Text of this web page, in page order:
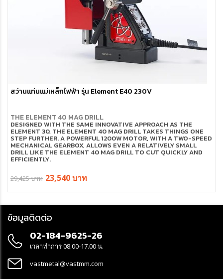
สว่านแท่นแม่เหล็กไฟฟ้า รุ่น Element E40 230V
THE ELEMENT 40 MAG DRILL
DESIGNED WITH THE SAME INNOVATIVE APPROACH AS THE
ELEMENT 30, THE ELEMENT 40 MAG DRILL TAKES THINGS ONE
STEP FURTHER. A POWERFUL 1200W MOTOR, WITH A TWO-SPEED
MECHANICAL GEARBOX, ALLOWS EVEN A RELATIVELY SMALL
DRILL LIKE THE ELEMENT 40 MAG DRILL TO CUT QUICKLY AND
EFFICIENTLY.
29,425 บาท 23,540 บาท
ข้อมูลติดต่อ
02-184-9625-26
เวลาทำการ 08.00-17.00 น.
vastmetal@vastmm.com